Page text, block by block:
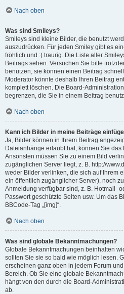
Nach oben
Was sind Smileys?
Smileys sind kleine Bilder, die benutzt
auszudrücken. Für jeden Smiley gibt es
fröhlich und :( traurig. Die Liste aller
Beitrags sehen. Versuchen Sie bitte
benutzen, sie können einen Beitrag
Moderator könnte deshalb Ihren Beitrag
komplett löschen. Die Board-
begrenzen, die Sie in einem Beitrag
Nach oben
Kann ich Bilder in meine Beiträge
Ja, Bilder können in Ihrem Beitrag
Dateianhänge erlaubt hat, können Sie
Ansonsten müssen Sie zu einem Bild
zugänglichen Server liegt, z. B. http://
weder Bilder verlinken, die sich auf Ihrem
ein öffentlich zugänglicher Server), noch
Anmeldung verfügbar sind, z. B. Hotmail-
Passwort geschützte Seiten usw. Um das
BBCode-Tag „[img]“.
Nach oben
Was sind globale Bekanntmachungen?
Globale Bekanntmachungen beinhalten
sollten Sie sie so bald wie möglich lesen.
erscheinen ganz oben in jedem Forum
Bereich. Ob Sie eine globale
hängt von den durch die Board-
ab.